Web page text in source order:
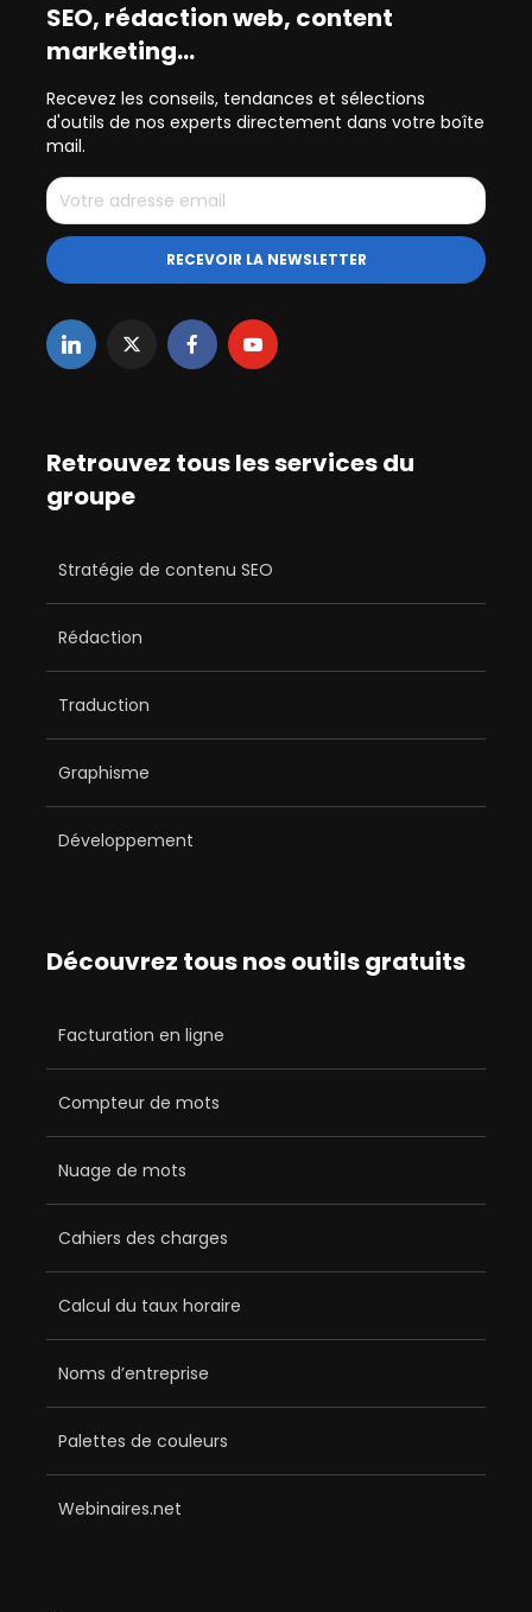
SEO, rédaction web, content
marketing…
Recevez les conseils, tendances et sélections
d'outils de nos experts directement dans votre boîte
mail.
Retrouvez tous les services du
groupe
Stratégie de contenu SEO
Rédaction
Traduction
Graphisme
Développement
Découvrez tous nos outils gratuits
Facturation en ligne
Compteur de mots
Nuage de mots
Cahiers des charges
Calcul du taux horaire
Noms d’entreprise
Palettes de couleurs
Webinaires.net